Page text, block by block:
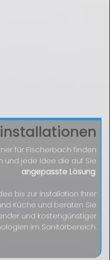
für Fischerbach finden
und jede Idee die auf Sie
angepasste Lösung.
bis zur Installation Ihrer
Küche und beraten Sie
und kostengünstiger
im Sanitärbereich.